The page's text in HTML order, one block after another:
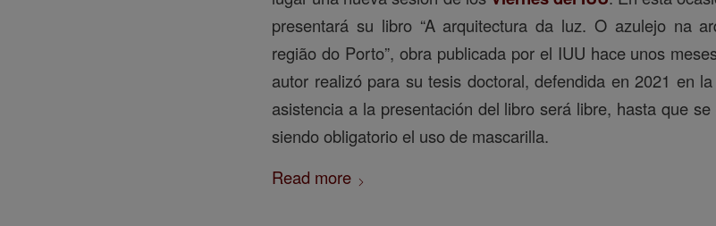
presentará su libro “A arquitectura da luz. O azulejo na
região do Porto”, obra publicada por el IUU hace unos
autor realizó para su tesis doctoral, defendida en 2021 en
asistencia a la presentación del libro será libre, hasta que
siendo obligatorio el uso de mascarilla.
Read more